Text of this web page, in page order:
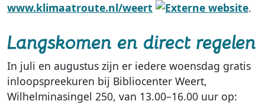
www.klimaatroute.nl/weert
.
Langskomen en direct regelen
In juli en augustus zijn er iedere woensdag gratis
inloopspreekuren bij Bibliocenter Weert,
Wilhelminasingel 250, van 13.00–16.00 uur op: